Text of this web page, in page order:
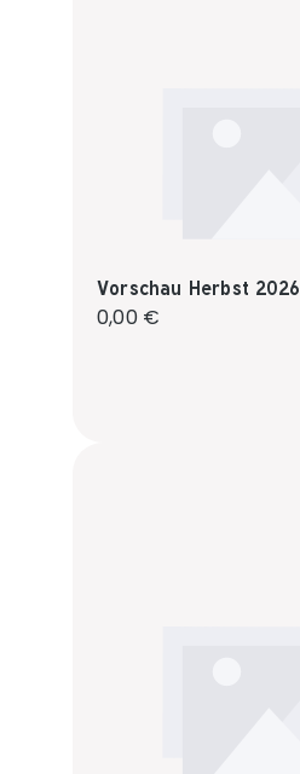
Vorschau Herbst 2026
Regulärer Preis:
0,00 €